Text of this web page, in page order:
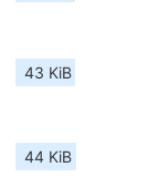
43 KiB
44 KiB